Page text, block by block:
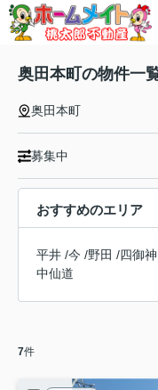
奥田本町の物件一
奥田本町
募集中
おすすめのエリア
平井 /今 /野田 /四御神
中仙道
7件